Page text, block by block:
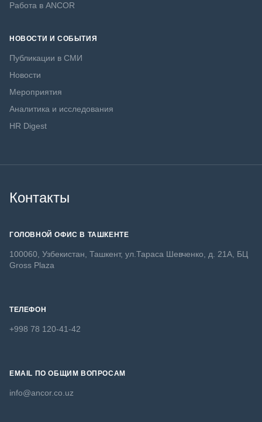
Работа в ANCOR
НОВОСТИ И СОБЫТИЯ
Публикации в СМИ
Новости
Мероприятия
Аналитика и исследования
HR Digest
Контакты
ГОЛОВНОЙ ОФИС В ТАШКЕНТЕ
100060, Узбекистан, Ташкент, ул.Тараса Шевченко, д. 21А, БЦ
Gross Plaza
ТЕЛЕФОН
+998 78 120-41-42
EMAIL ПО ОБЩИМ ВОПРОСАМ
info@ancor.co.uz